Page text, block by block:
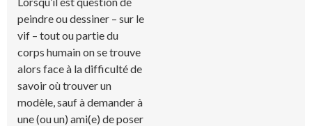
peindre ou dessiner – sur le
vif – tout ou partie du
corps humain on se trouve
alors face à la difficulté de
savoir où trouver un
modèle, sauf à demander à
une (ou un) ami(e) de poser